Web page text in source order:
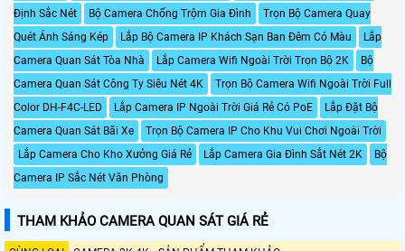
Định Sắc Nét
Bộ Camera Chống Trộm Gia Đình
Trọn Bộ Camera Quay
Quét Ánh Sáng Kép
Lắp Bộ Camera IP Khách Sạn Ban Đêm Có Màu
Lắp
Camera Quan Sát Tòa Nhà
Lắp Camera Wifi Ngoài Trời Trọn Bộ 2K
Bộ
Camera Quan Sát Công Ty Siêu Nét 4K
Trọn Bộ Camera Wifi Ngoài Trời Full
Color DH-F4C-LED
Lắp Camera IP Ngoài Trời Giá Rẻ Có PoE
Lắp Đặt Bộ
Camera Quan Sát Bãi Xe
Trọn Bộ Camera IP Cho Khu Vui Chơi Ngoài Trời
Lắp Camera Cho Kho Xưởng Giá Rẻ
Lắp Camera Gia Đình Sắt Nét 2K
Bộ
Camera IP Sắc Nét Văn Phòng
THAM KHẢO CAMERA QUAN SÁT GIÁ RẺ